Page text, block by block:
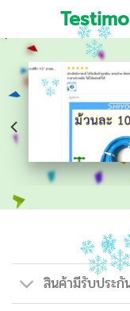
สินค้ามีรับประกั